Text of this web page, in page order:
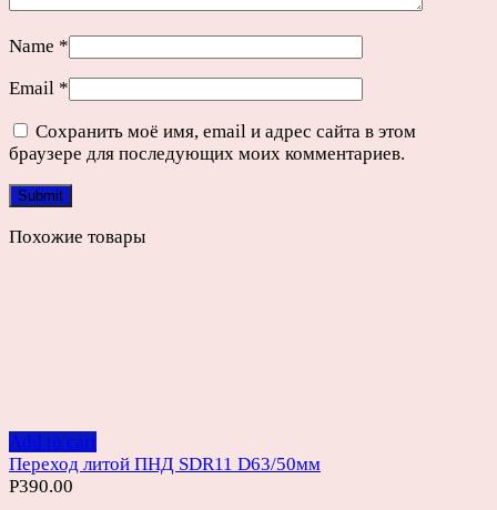
Name *
Email *
Сохранить моё имя, email и адрес сайта в этом
браузере для последующих моих комментариев.
Похожие товары
Add to cart
Переход литой ПНД SDR11 D63/50мм
Р390.00